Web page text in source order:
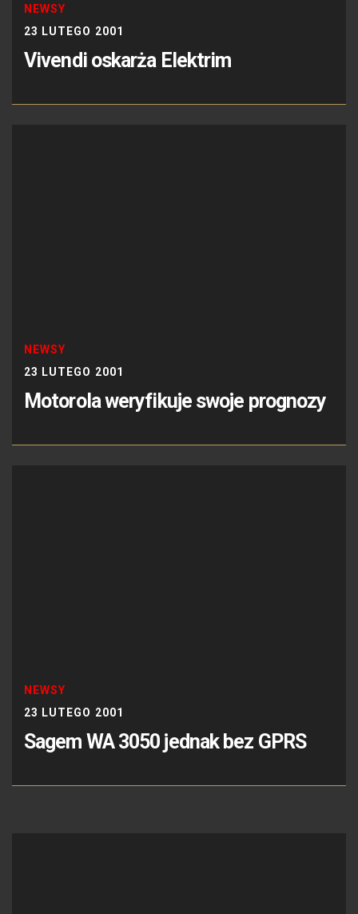
NEWSY
23 LUTEGO 2001
Vivendi oskarża Elektrim
NEWSY
23 LUTEGO 2001
Motorola weryfikuje swoje prognozy
NEWSY
23 LUTEGO 2001
Sagem WA 3050 jednak bez GPRS